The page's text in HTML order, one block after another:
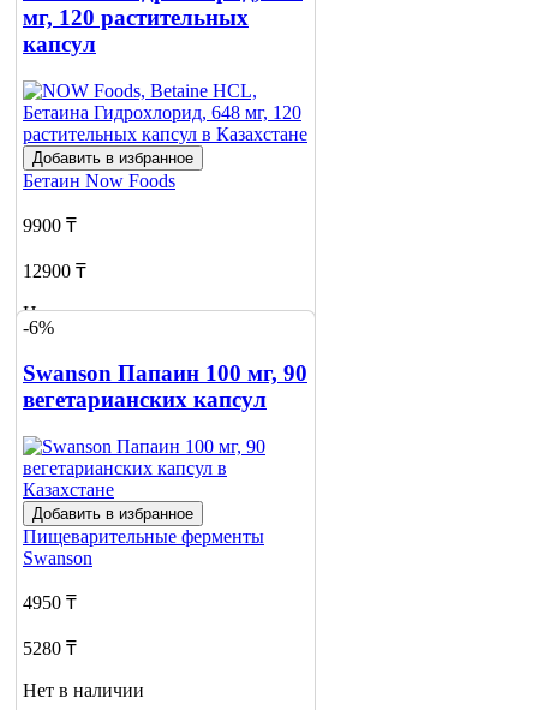
мг, 120 растительных
капсул
Добавить в избранное
Бетаин Now Foods
9900 ₸
12900 ₸
Нет в наличии
о наличии
-6%
Swanson Папаин 100 мг, 90
вегетарианских капсул
Добавить в избранное
Пищеварительные ферменты
Swanson
4950 ₸
5280 ₸
Нет в наличии